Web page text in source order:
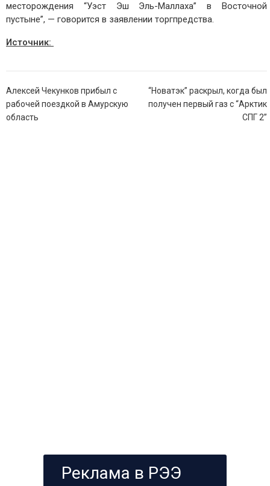
месторождения “Уэст Эш Эль-Маллаха” в Восточной
пустыне”, — говорится в заявлении торгпредства.
Источник:
Навигация
по
записям
Алексей Чекунков прибыл с
рабочей поездкой в Амурскую
область
“Новатэк” раскрыл, когда был
получен первый газ с “Арктик
СПГ 2”
Реклама в РЭЭ